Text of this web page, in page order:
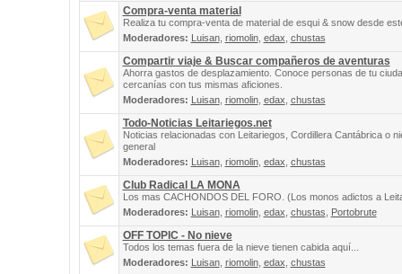
Compra-venta material
Realiza tu compra-venta de material de esqui & snow desde
Moderadores: Luisan, riomolin, edax chustas
Compartir viaje & Buscar compañeros de aventuras
Ahorra gastos de desplazamiento. Conoce personas de tu
cercanías con tus mismas aficiones.
Moderadores: Luisan, riomolin, edax chustas
Todo-Noticias Leitariegos.net
Noticias relacionadas con Leitariegos, Cordillera Cantábrica o
general
Moderadores: Luisan, riomolin, edax chustas
Club Radical LA MONA
Los mas CACHONDOS DEL FORO. (Los monos adictos a
Moderadores: Luisan, riomolin, edax chustas Portobrute
OFF TOPIC - No nieve
Todos los temas fuera de la nieve tienen cabida aquí...
Moderadores: Luisan, riomolin, edax chustas